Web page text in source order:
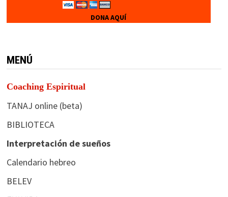
DONA AQUÍ
MENÚ
Coaching Espiritual
TANAJ online (beta)
BIBLIOTECA
Interpretación de sueños
Calendario hebreo
BELEV